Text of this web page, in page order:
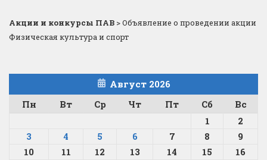
Акции и конкурсы ПАВ >Объявление о проведении акции
Физическая культура и спорт
Август 2026
Пн
Вт Ср Чт Пт Сб
Вс
1
2
3
4 5 6 7 8
9
10
11 12 13 14 15
16